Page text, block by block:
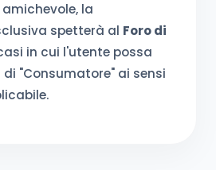
la
spetterà al Foro di
in cui l'utente possa
"Consumatore" ai sensi